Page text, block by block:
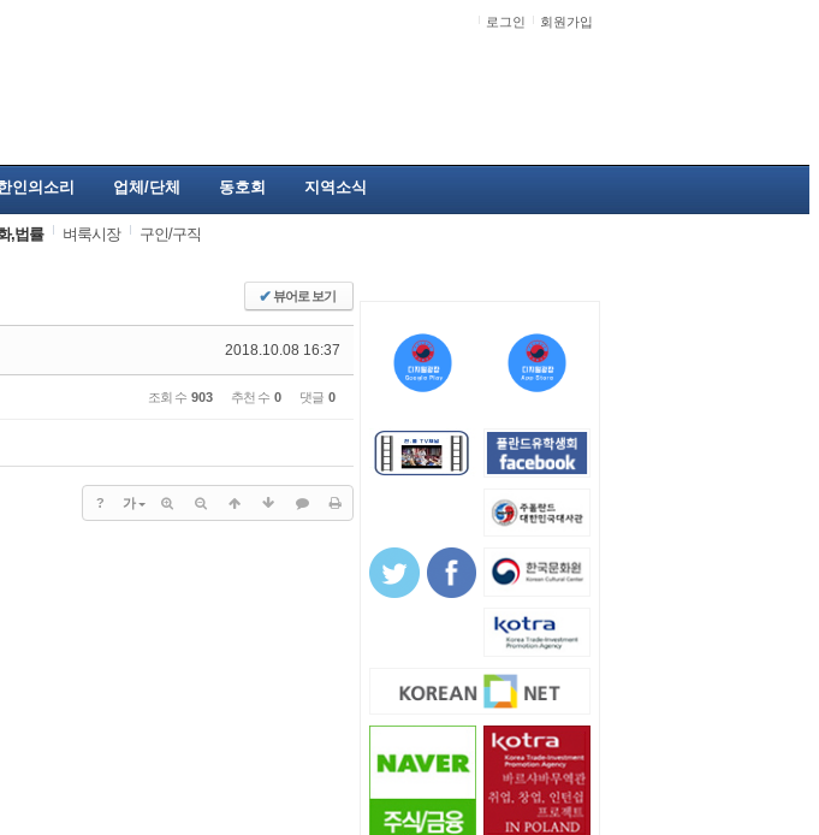
로그인 회원가입
인의소리 업체/단체 동호회 지역소식
,법률 벼룩시장 구인/구직
✔뷰어로 보기
2018.10.08 16:37
조회 수 903 추천 수 0 댓글 0
? 가